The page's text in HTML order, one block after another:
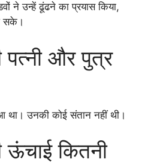
ने उन्हें ढूंढने का प्रयास किया,
सके।
पत्नी और पुत्र
था। उनकी कोई संतान नहीं थी।
ऊंचाई कितनी